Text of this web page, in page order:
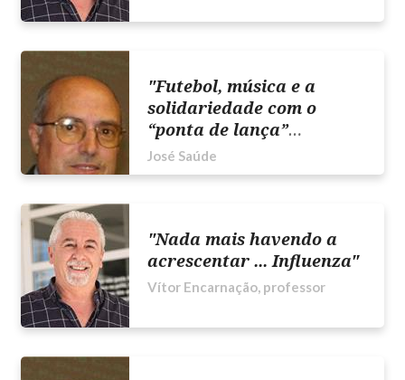
"Futebol, música e a
solidariedade com o
“ponta de lança”
Gonçalinho"
José Saúde
"Nada mais havendo a
acrescentar ... Influenza"
Vítor Encarnação, professor